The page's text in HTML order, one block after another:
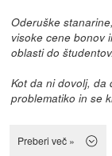
Oderuške
visoke cene bonov
oblasti do študentov.
Kot da ni dovolj, da
problematiko in se
Preberi več »